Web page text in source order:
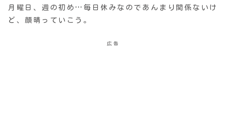
月曜日、週の初め…毎日休みなのであんまり関係ないけ
ど、顔晴っていこう。
広告